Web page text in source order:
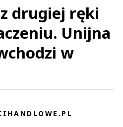
drugiej ręki
Unijna
w